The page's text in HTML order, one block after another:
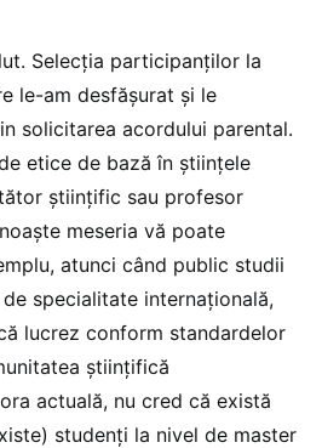
Selecția participanților la
le-am desfășurat și le
solicitarea acordului parental.
etice de bază în științele
științific sau profesor
meseria vă poate
atunci când public studii
specialitate internațională,
lucrez conform standardelor
științifică
actuală, nu cred că există
studenți la nivel de master